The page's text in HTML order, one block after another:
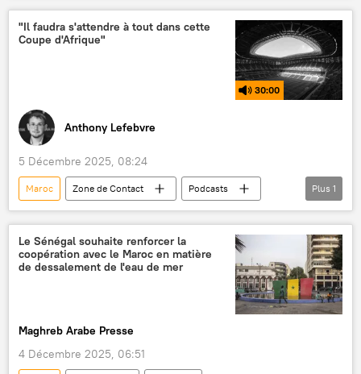
"Il faudra s'attendre à tout dans cette
Coupe d'Afrique"
30:00
Anthony Lefebvre
5 Décembre 2025, 08:24
Maroc Zone de Contact
Podcasts
Coupe d'Afrique des nations CAN
Plus 1
Le Sénégal souhaite renforcer la
coopération avec le Maroc en matière
de dessalement de l'eau de mer
Maghreb Arabe Presse
4 Décembre 2025, 06:51